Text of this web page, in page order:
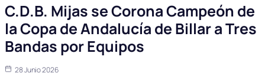
C.D.B. Mijas se Corona Campeón de
la Copa de Andalucía de Billar a Tres
Bandas por Equipos
28 Junio 2026